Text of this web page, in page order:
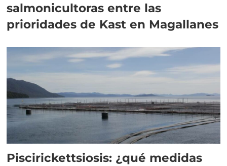
salmonicultoras entre las
prioridades de Kast en Magallanes
Piscirickettsiosis: ¿qué medidas